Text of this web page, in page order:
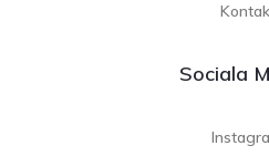
Sociala